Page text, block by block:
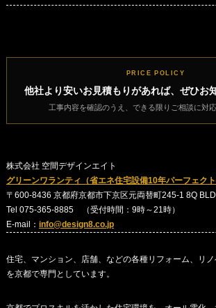
PRICE POLICY
他社より安いお見積もりがあれば、ぜひお
工事内容を確認のうえ、できる限りご相談に対応
株式会社 空間デザインエイト
グリーンワランティ（省エネ住宅設備10年パーフェク
〒600-8436 京都府京都市下京区元両替町245-1 8Q
Tel 075-365-8885 （受付時間：9時～21時）
E-mail： info@design8.co.jp
住宅、マンション、店舗、などの各種リフォーム、リ
を京都で専門としています。